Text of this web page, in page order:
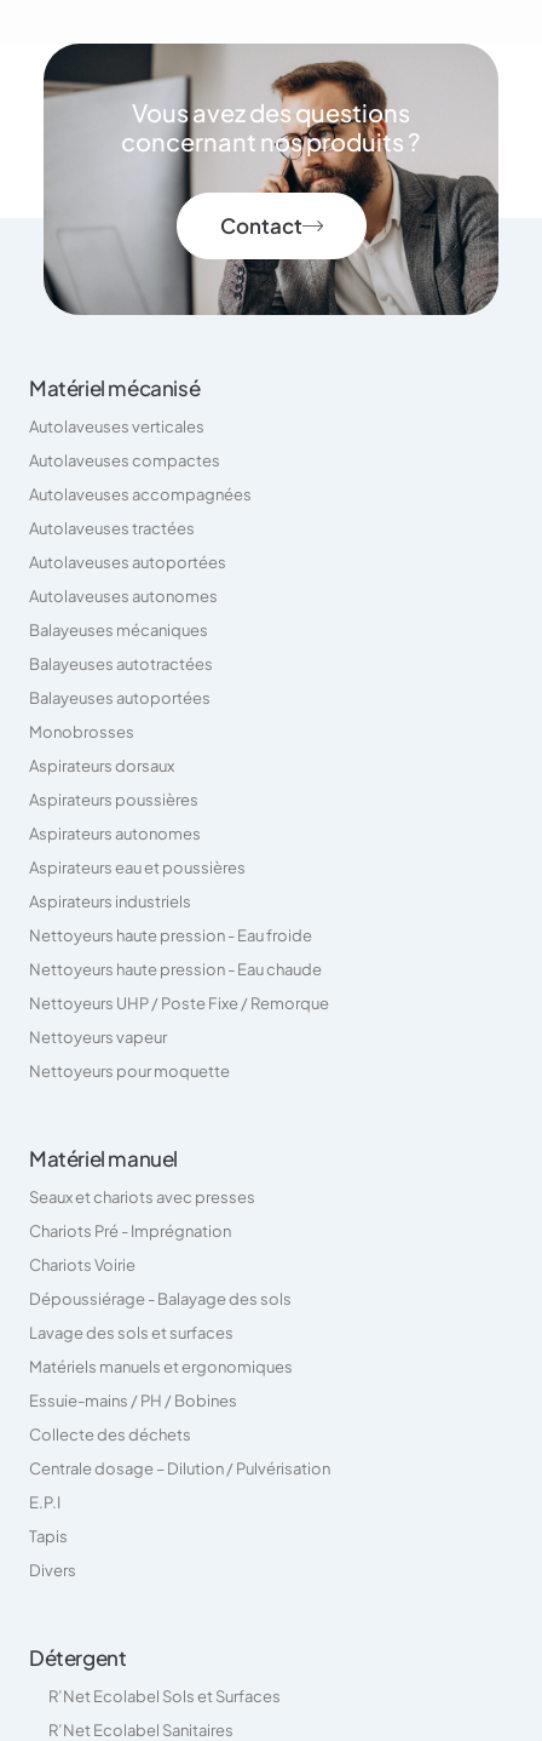
Vous avez des questions
concernant nos produits ?
Contact
Matériel mécanisé
Autolaveuses verticales
Autolaveuses compactes
Autolaveuses accompagnées
Autolaveuses tractées
Autolaveuses autoportées
Autolaveuses autonomes
Balayeuses mécaniques
Balayeuses autotractées
Balayeuses autoportées
Monobrosses
Aspirateurs dorsaux
Aspirateurs poussières
Aspirateurs autonomes
Aspirateurs eau et poussières
Aspirateurs industriels
Nettoyeurs haute pression - Eau froide
Nettoyeurs haute pression - Eau chaude
Nettoyeurs UHP / Poste Fixe / Remorque
Nettoyeurs vapeur
Nettoyeurs pour moquette
Matériel manuel
Seaux et chariots avec presses
Chariots Pré - Imprégnation
Chariots Voirie
Dépoussiérage - Balayage des sols
Lavage des sols et surfaces
Matériels manuels et ergonomiques
Essuie-mains / PH / Bobines
Collecte des déchets
Centrale dosage – Dilution / Pulvérisation
E.P.I
Tapis
Divers
Détergent
R’Net Ecolabel Sols et Surfaces
R’Net Ecolabel Sanitaires